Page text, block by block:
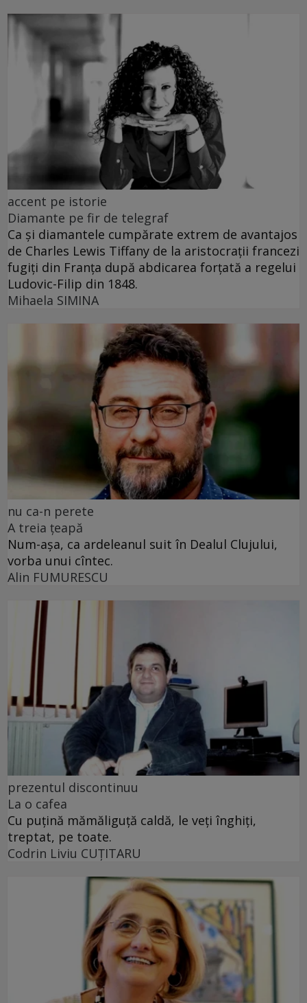
accent pe istorie
Diamante pe fir de telegraf
Ca și diamantele cumpărate extrem de avantajos
de Charles Lewis Tiffany de la aristocrații francezi
fugiți din Franța după abdicarea forțată a regelui
Ludovic-Filip din 1848.
Mihaela SIMINA
nu ca-n perete
A treia țeapă
Num-așa, ca ardeleanul suit în Dealul Clujului,
vorba unui cîntec.
Alin FUMURESCU
prezentul discontinuu
La o cafea
Cu puţină mămăliguţă caldă, le veţi înghiţi,
treptat, pe toate.
Codrin Liviu CUŢITARU